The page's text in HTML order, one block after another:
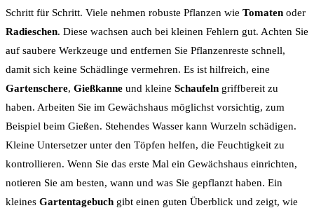
Schritt für Schritt. Viele nehmen robuste Pflanzen wie Tomaten oder
Radieschen. Diese wachsen auch bei kleinen Fehlern gut. Achten Sie
auf saubere Werkzeuge und entfernen Sie Pflanzenreste schnell,
damit sich keine Schädlinge vermehren. Es ist hilfreich, eine
Gartenschere, Gießkanne und kleine Schaufeln griffbereit zu
haben. Arbeiten Sie im Gewächshaus möglichst vorsichtig, zum
Beispiel beim Gießen. Stehendes Wasser kann Wurzeln schädigen.
Kleine Untersetzer unter den Töpfen helfen, die Feuchtigkeit zu
kontrollieren. Wenn Sie das erste Mal ein Gewächshaus einrichten,
notieren Sie am besten, wann und was Sie gepflanzt haben. Ein
kleines Gartentagebuch gibt einen guten Überblick und zeigt, wie